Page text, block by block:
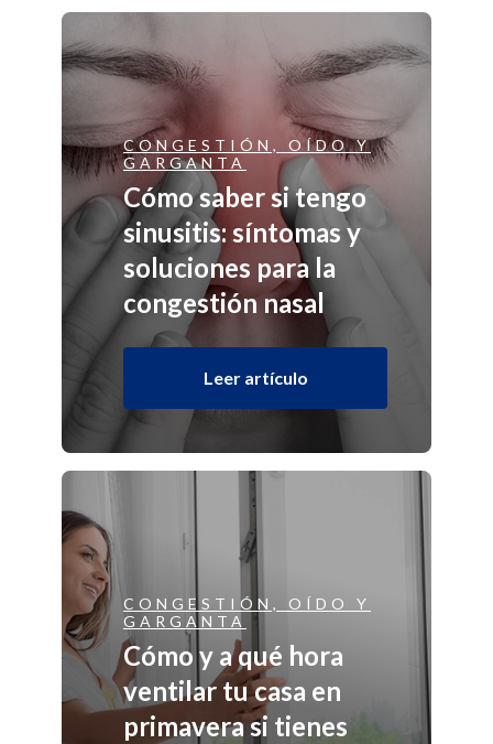
CONGESTIÓN, OÍDO Y
GARGANTA
Cómo saber si tengo
sinusitis: síntomas y
soluciones para la
congestión nasal
Leer artículo
CONGESTIÓN, OÍDO Y
GARGANTA
Cómo y a qué hora
ventilar tu casa en
primavera si tienes